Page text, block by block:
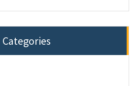
Categories